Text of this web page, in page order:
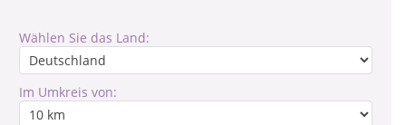
Wählen Sie das Land:
Im Umkreis von: